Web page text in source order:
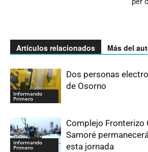
Artículos relacionados Más del
Informando
Primero
Dos personas
de Osorno
Informando
Primero
Complejo Fronterizo
Samoré
esta jornada